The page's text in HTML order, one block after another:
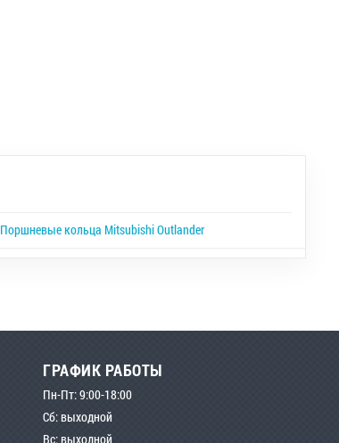
Поршневые кольца Mitsubishi Outlander
ГРАФИК РАБОТЫ
Пн-Пт: 9:00-18:00
Сб: выходной
Вс: выходной